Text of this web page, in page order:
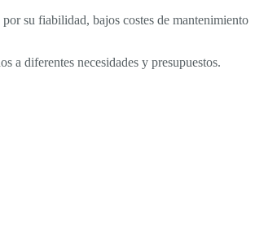
su fiabilidad, bajos costes de mantenimiento
a diferentes necesidades y presupuestos.